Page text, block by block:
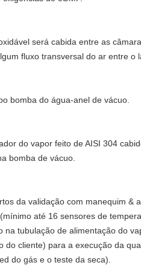
será cabida entre as
fluxo transversal do ar entre o
bomba do água-anel de vácuo.
do vapor feito de AISI 304
bomba de vácuo.
da validação com manequim &
até 16 sensores de
na tubulação de alimentação do
do cliente) para a execução da
do gás e o teste da seca).